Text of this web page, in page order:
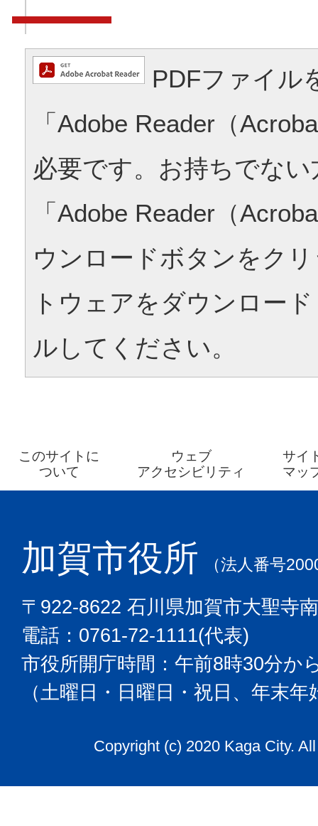
PDFファイル
「Adobe Reader（
必要です。お持ちでな
「Adobe Reader（
ウンロードボタンをク
トウェアをダウンロー
ルしてください。
このサイトに
ついて
ウェブ
アクセシビリティ
サイ
マッ
加賀市役所 （法人番号
〒922-8622 石川県加賀市大聖寺
電話：0761-72-1111(代表)
市役所開庁時間：午前8時30分か
（土曜日・日曜日・祝日、年末
Copyright (c) 2020 Kaga City.